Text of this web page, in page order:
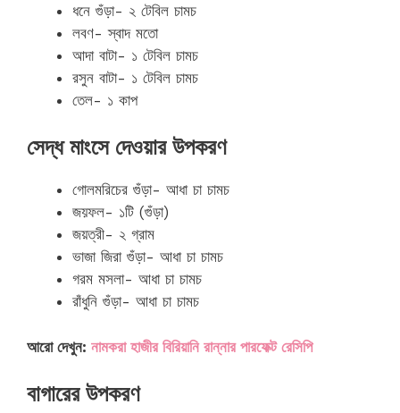
ধনে গুঁড়া- ২ টেবিল চামচ
লবণ- স্বাদ মতো
আদা বাটা- ১ টেবিল চামচ
রসুন বাটা- ১ টেবিল চামচ
তেল- ১ কাপ
সেদ্ধ মাংসে দেওয়ার উপকরণ
গোলমরিচের গুঁড়া- আধা চা চামচ
জয়ফল- ১টি (গুঁড়া)
জয়ত্রী- ২ গ্রাম
ভাজা জিরা গুঁড়া- আধা চা চামচ
গরম মসলা- আধা চা চামচ
রাঁধুনি গুঁড়া- আধা চা চামচ
আরো দেখুন: নামকরা হাজীর বিরিয়ানি রান্নার পারফেক্ট রেসিপি
বাগারের উপকরণ